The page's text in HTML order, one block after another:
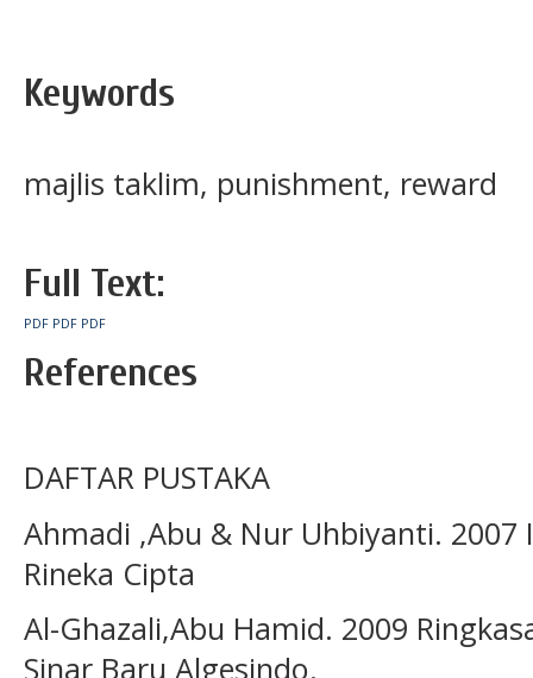
Keywords
majlis taklim, punishment, reward
Full Text:
PDF PDF PDF
References
DAFTAR PUSTAKA
Ahmadi ,Abu & Nur Uhbiyanti. 2007
Rineka Cipta
Al-Ghazali,Abu Hamid. 2009
Sinar Baru Algesindo.